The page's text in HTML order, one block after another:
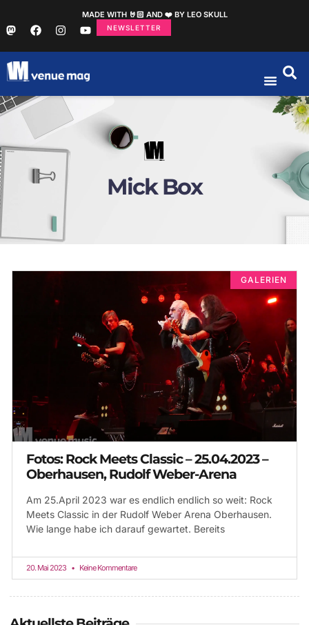
MADE WITH 🤘🏻 AND ❤️ BY LEO SKULL
NEWSLETTER
Mick Box
GALERIEN
Fotos: Rock Meets Classic – 25.04.2023 –
Oberhausen, Rudolf Weber-Arena
Am 25.April 2023 war es endlich endlich so weit: Rock
Meets Classic in der Rudolf Weber Arena Oberhausen.
Wie lange habe ich darauf gewartet. Bereits
20. Mai 2023 Keine Kommentare